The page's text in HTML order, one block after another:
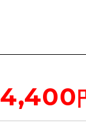
4,400